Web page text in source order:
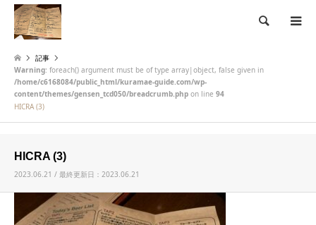
検索
記事
Warning: foreach() argument must be of type array|object, false given in
/home/c6168084/public_html/kuramae-guide.com/wp-
content/themes/gensen_tcd050/breadcrumb.php on line 94
HICRA (3)
HICRA (3)
2023.06.21 / 最終更新日：2023.06.21